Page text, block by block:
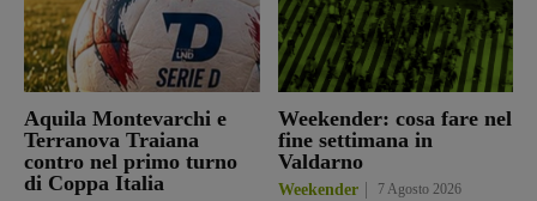
Aquila Montevarchi e
Terranova Traiana
contro nel primo turno
di Coppa Italia
Weekender: cosa fare nel
fine settimana in
Valdarno
Weekender 7 Agosto 2026